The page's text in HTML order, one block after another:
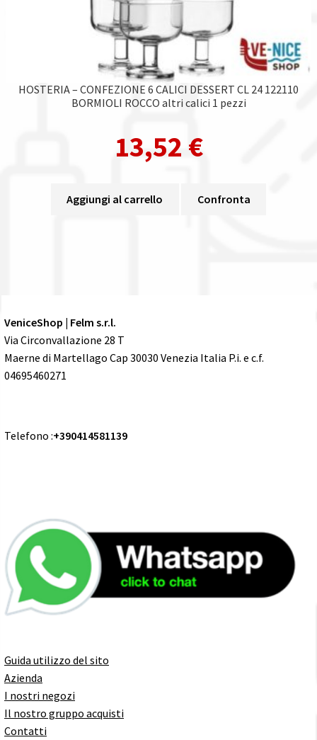
HOSTERIA – CONFEZIONE 6 CALICI DESSERT CL 24 122110
BORMIOLI ROCCO altri calici 1 pezzi
13,52 €
Aggiungi al carrello Confronta
VeniceShop | Felm s.r.l.
Via Circonvallazione 28 T
Maerne di Martellago Cap 30030 Venezia Italia P.i. e c.f.
04695460271
Telefono :+390414581139
Guida utilizzo del sito
Azienda
I nostri negozi
Il nostro gruppo acquisti
Contatti